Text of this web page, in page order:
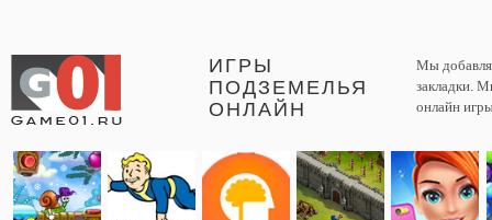
ИГРЫ
ПОДЗЕМЕЛЬЯ
ОНЛАЙН
Мы
закладки.
онлайн